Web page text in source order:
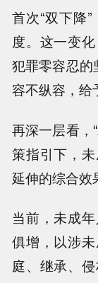
首次“双下降
度。这一变
犯罪零容忍的
容不纵容，给
再深一层看，
策指引下，
延伸的综合效
当前，未成
俱增，以涉
庭、继承、